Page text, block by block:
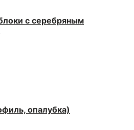
с серебряным
опалубка)